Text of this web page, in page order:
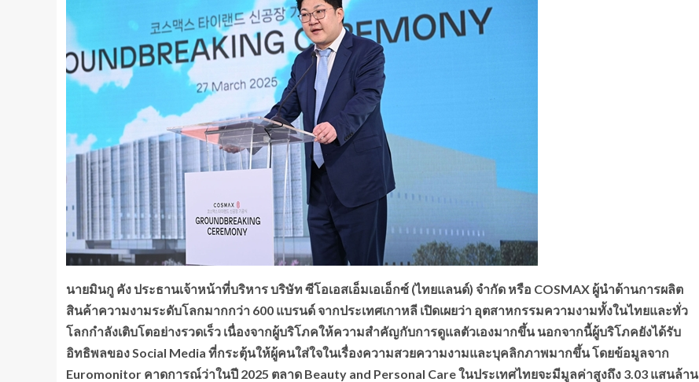
นายมินกู คัง ประธานเจ้าหน้าที่บริหาร บริษัท ซีโอเอสเอ็มเอเอ็กซ์ (ไทยแลนด์) จำกัด หรือ COSMAX ผู้นำด้านการผลิต
สินค้าความงามระดับโลกมากกว่า 600 แบรนด์ จากประเทศเกาหลี เปิดเผยว่า อุตสาหกรรมความงามทั้งในไทยและทั่ว
โลกกำลังเติบโตอย่างรวดเร็ว เนื่องจากผู้บริโภคให้ความสำคัญกับการดูแลตัวเองมากขึ้น นอกจากนี้ผู้บริโภคยังได้รับ
อิทธิพลของ Social Media ที่กระตุ้นให้ผู้คนใส่ใจในเรื่องความสวยความงามและบุคลิกภาพมากขึ้น โดยข้อมูลจาก
Euromonitor คาดการณ์ว่าในปี 2025 ตลาด Beauty and Personal Care ในประเทศไทยจะมีมูลค่าสูงถึง 3.03 แสนล้าน